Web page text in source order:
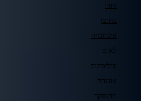
הודו
בהוטן
אינדונזיה
לאוס
פיליפינים
אוגנדה
מדגסקר